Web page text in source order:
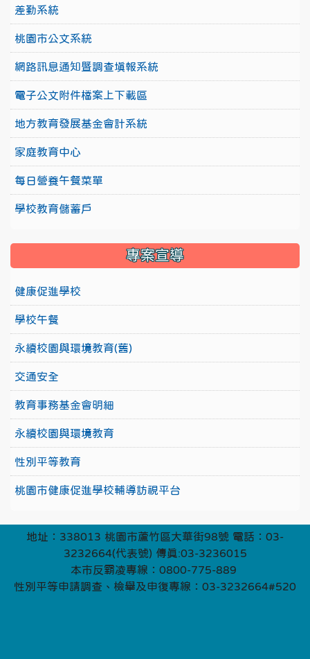
差勤系統
桃園市公文系統
網路訊息通知暨調查填報系統
電子公文附件檔案上下載區
地方教育發展基金會計系統
家庭教育中心
每日營養午餐菜單
學校教育儲蓄戶
專案宣導
健康促進學校
學校午餐
永續校園與環境教育(舊)
交通安全
教育事務基金會明細
永續校園與環境教育
性別平等教育
桃園市健康促進學校輔導訪視平台
地址：338013 桃園市蘆竹區大華街98號 電話：03-
3232664(代表號) 傳真:03-3236015
本市反霸凌專線：0800-775-889
性別平等申請調查、檢舉及申復專線：03-3232664#520